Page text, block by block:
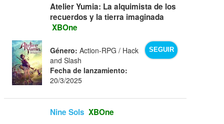
Atelier Yumia: La alquimista de los
recuerdos y la tierra imaginada
XBOne
SEGUIR
Género: Action-RPG / Hack
and Slash
Fecha de lanzamiento:
20/3/2025
Nine Sols XBOne